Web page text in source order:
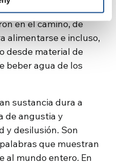
en el cuerpo y de
en el camino, de
alimentarse e incluso,
desde material de
beber agua de los
sustancia dura a
de angustia y
y desilusión. Son
que muestran
al mundo entero. En